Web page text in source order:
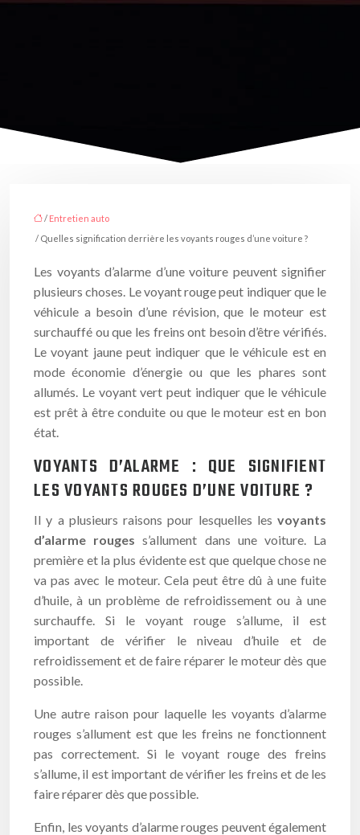
/ Entretien auto
/ Quelles signification derrière les voyants rouges d’une voiture ?
Les voyants d’alarme d’une voiture peuvent signifier
plusieurs choses. Le voyant rouge peut indiquer que le
véhicule a besoin d’une révision, que le moteur est
surchauffé ou que les freins ont besoin d’être vérifiés.
Le voyant jaune peut indiquer que le véhicule est en
mode économie d’énergie ou que les phares sont
allumés. Le voyant vert peut indiquer que le véhicule
est prêt à être conduite ou que le moteur est en bon
état.
VOYANTS D’ALARME : QUE SIGNIFIENT
LES VOYANTS ROUGES D’UNE VOITURE ?
Il y a plusieurs raisons pour lesquelles les voyants
d’alarme rouges s’allument dans une voiture. La
première et la plus évidente est que quelque chose ne
va pas avec le moteur. Cela peut être dû à une fuite
d’huile, à un problème de refroidissement ou à une
surchauffe. Si le voyant rouge s’allume, il est
important de vérifier le niveau d’huile et de
refroidissement et de faire réparer le moteur dès que
possible.
Une autre raison pour laquelle les voyants d’alarme
rouges s’allument est que les freins ne fonctionnent
pas correctement. Si le voyant rouge des freins
s’allume, il est important de vérifier les freins et de les
faire réparer dès que possible.
Enfin, les voyants d’alarme rouges peuvent également